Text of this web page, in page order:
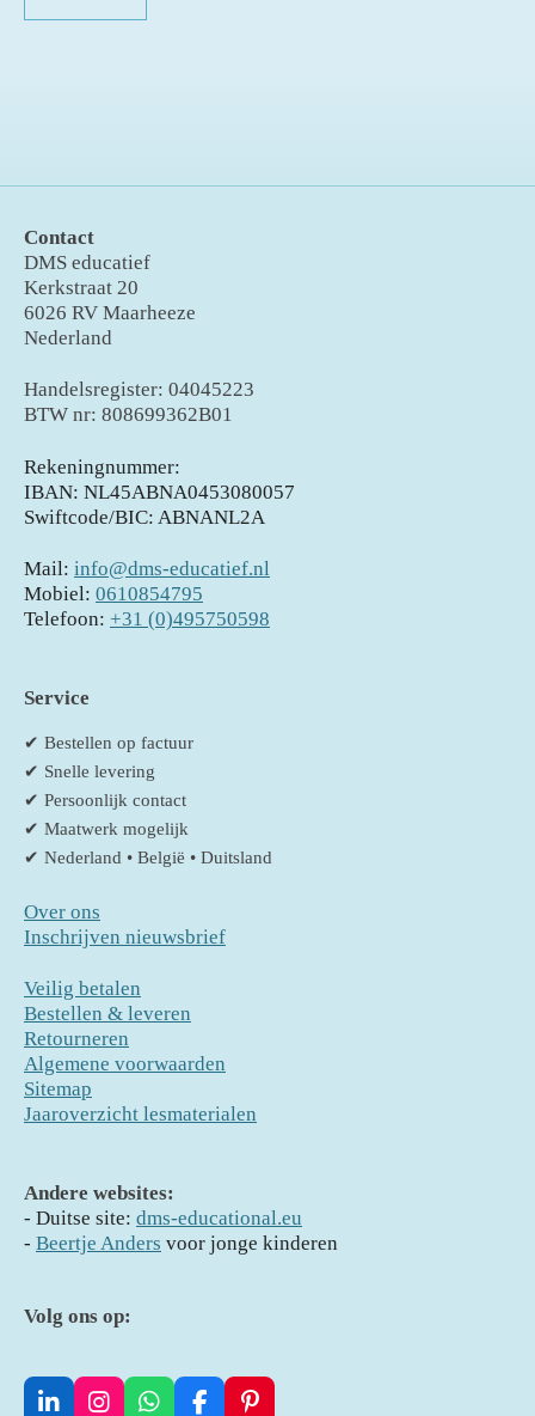
Contact
DMS educatief
Kerkstraat 20
6026 RV Maarheeze
Nederland
Handelsregister: 04045223
BTW nr: 808699362B01
Rekeningnummer:
IBAN: NL45ABNA0453080057
Swiftcode/BIC: ABNANL2A
Mail: info@dms-educatief.nl
Mobiel: 0610854795
Telefoon: +31 (0)495750598
Service
✔ Bestellen op factuur
✔ Snelle levering
✔ Persoonlijk contact
✔ Maatwerk mogelijk
✔ Nederland • België • Duitsland
Over ons
Inschrijven nieuwsbrief
Veilig betalen
Bestellen & leveren
Retourneren
Algemene voorwaarden
Sitemap
Jaaroverzicht lesmaterialen
Andere websites:
- Duitse site: dms-educational.eu
- Beertje Anders voor jonge kinderen
Volg ons op:
L I W F P